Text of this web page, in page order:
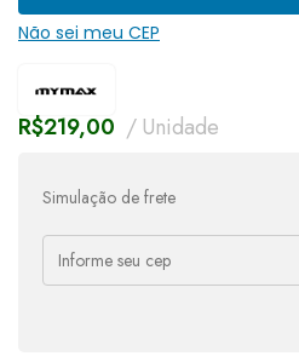
Não sei meu CEP
R$219,00 Unidade
Simulação de frete